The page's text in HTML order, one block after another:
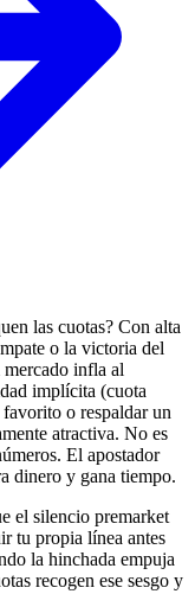
las cuotas? Con alta
o la victoria del
infla al
implícita (cuota
o respaldar un
atractiva. No es
El apostador
dinero y gana tiempo.
el silencio premarket
tu propia línea antes
la hinchada empuja
recogen ese sesgo y